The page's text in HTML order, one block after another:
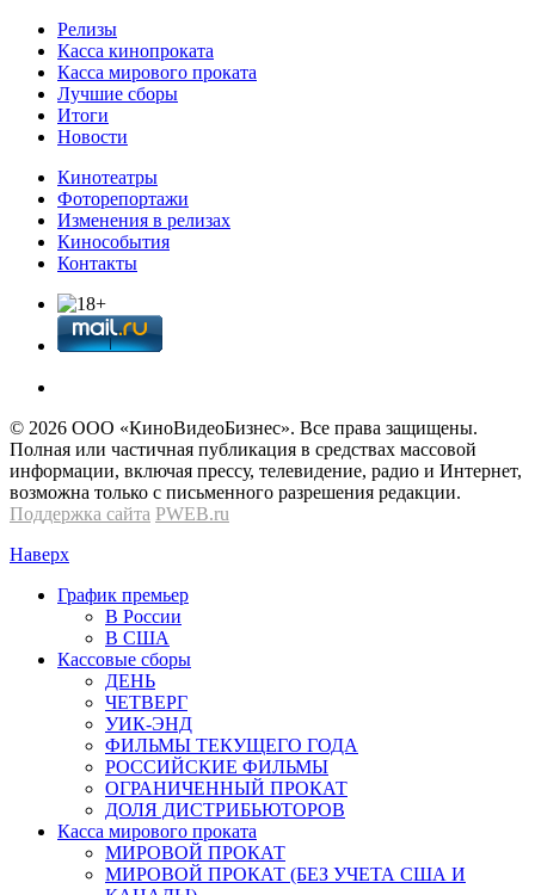
Релизы
Касса кинопроката
Касса мирового проката
Лучшие сборы
Итоги
Новости
Кинотеатры
Фоторепортажи
Изменения в релизах
Кинособытия
Контакты
© 2026 OOО «КиноВидеоБизнес». Все права защищены.
Полная или частичная публикация в средствах массовой
информации, включая прессу, телевидение, радио и Интернет,
возможна только с письменного разрешения редакции.
Поддержка сайта PWEB.ru
Наверх
График премьер
В России
В США
Кассовые сборы
ДЕНЬ
ЧЕТВЕРГ
УИК-ЭНД
ФИЛЬМЫ ТЕКУЩЕГО ГОДА
РОССИЙСКИЕ ФИЛЬМЫ
ОГРАНИЧЕННЫЙ ПРОКАТ
ДОЛЯ ДИСТРИБЬЮТОРОВ
Касса мирового проката
МИРОВОЙ ПРОКАТ
МИРОВОЙ ПРОКАТ (БЕЗ УЧЕТА США И